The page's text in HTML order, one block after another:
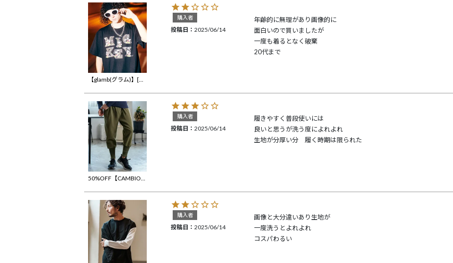
【glamb(グラム)】[Mickey Mouse] Logo T-Shirt [ミッキーマウス]ロゴＴシャツ(GB0225-CS04)
購入者
投稿日 2025/06/14
年齢的に無理があり画像的に
面白いので買いましたが
一度も着るとなく破棄
20代まで
50%OFF【CAMBIO(カンビオ)】Long Rib Jogger Pants ジョガーパンツ(CAM24AW-015)
購入者
投稿日 2025/06/14
履きやすく普段使いには
良いと思うが洗う度によれよれ
生地が分厚い分　履く時期は限られた
購入者
投稿日 2025/06/14
画像と大分違いあり生地が
一度洗うとよれよれ
コスパわるい